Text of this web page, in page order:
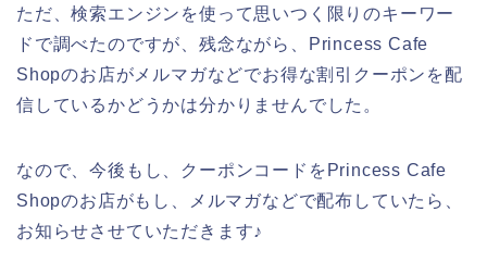
ただ、検索エンジンを使って思いつく限りのキーワー
ドで調べたのですが、残念ながら、Princess Cafe
Shopのお店がメルマガなどでお得な割引クーポンを配
信しているかどうかは分かりませんでした。
なので、今後もし、クーポンコードをPrincess Cafe
Shopのお店がもし、メルマガなどで配布していたら、
お知らせさせていただきます♪